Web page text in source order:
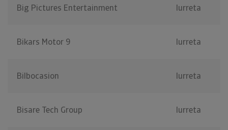
Big Pictures Entertainment Iurreta
Bikars Motor 9 Iurreta
Bilbocasion Iurreta
Bisare Tech Group Iurreta